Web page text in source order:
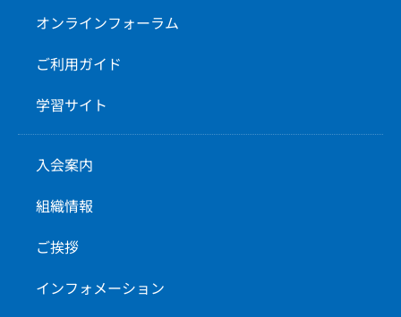
オンラインフォーラム
ご利用ガイド
学習サイト
入会案内
組織情報
ご挨拶
インフォメーション